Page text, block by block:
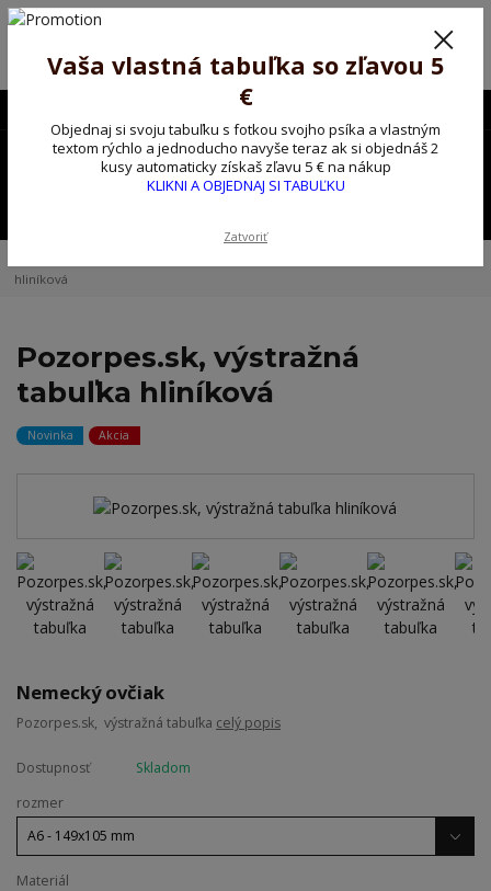
Poprosíme ctených zákazníkov o trpezlivosť, v tomto období máme
Preto sme Vám pripravili malý darček ako ospravedlnenie.
!!! ZĽAVA 5€ na PRVÚ objednávku nad 30€ s kódom pozorpes5 !!!
0,00 EUR
hliníková
Pozorpes.sk, výstražná
tabuľka hliníková
Novinka Akcia
Nemecký ovčiak
Pozorpes.sk, výstražná tabuľka celý popis
Dostupnosť
Skladom
rozmer
Materiál
Vaša vlastná tabuľka so zľavou 5
€
Objednaj si svoju tabuľku s fotkou svojho psíka a vlastným
textom rýchlo a jednoducho navyše teraz ak si objednáš 2
kusy automaticky získaš zľavu 5 € na nákup
KLIKNI A OBJEDNAJ SI TABUĽKU
Zatvoriť